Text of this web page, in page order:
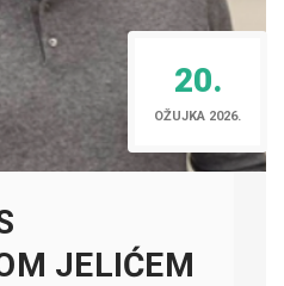
20.
OŽUJKA 2026.
JELIĆEM